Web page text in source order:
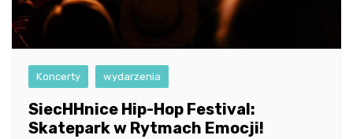
Koncerty wydarzenia
SiecHHnice Hip-Hop Festival:
Skatepark w Rytmach Emocji!